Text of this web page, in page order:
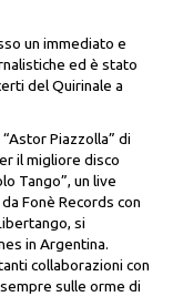
un immediato e
ed è stato
del Quirinale a
Piazzolla” di
il migliore disco
Tango”, un live
Fonè Records con
si
in Argentina.
collaborazioni con
sulle orme di